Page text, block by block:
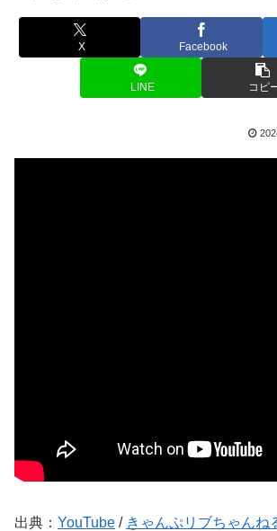
X Facebook
LINE コピ
出典： YouTube / きゃんぷリブちゃんね